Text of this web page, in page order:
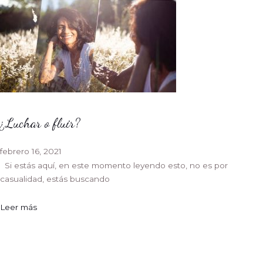
¿Luchar o fluir?
febrero 16, 2021
Si estás aquí, en este momento leyendo esto, no es por
casualidad, estás buscando
Leer más